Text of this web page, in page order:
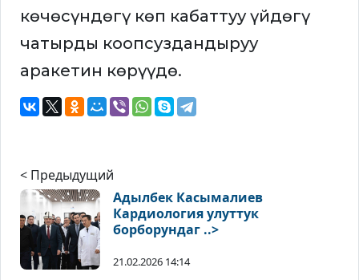
көчөсүндөгү көп кабаттуу үйдөгү
чатырды коопсуздандыруу
аракетин көрүүдө.
< Предыдущий
Адылбек Касымалиев
Кардиология улуттук
борборундаг ..>
21.02.2026 14:14